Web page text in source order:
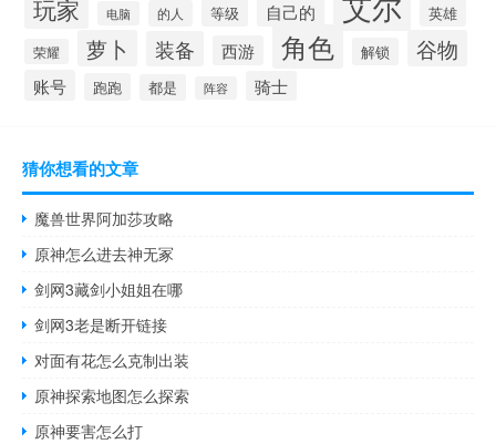
玩家 电脑 的人 等级 自己的 英雄
荣耀 萝卜 装备 西游 角色 解锁 谷物
账号 跑跑 都是 阵容 骑士
猜你想看的文章
魔兽世界阿加莎攻略
原神怎么进去神无冢
剑网3藏剑小姐姐在哪
剑网3老是断开链接
对面有花怎么克制出装
原神探索地图怎么探索
原神要害怎么打